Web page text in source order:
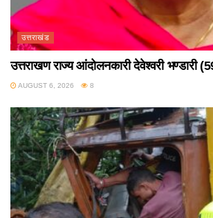
उत्तराखंड
उत्तराखण राज्य आंदोलनकारी देवेश्वरी भण्डारी
AUGUST 6, 2026 8